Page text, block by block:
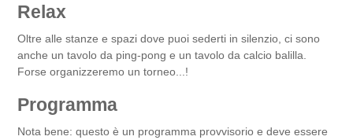
Relax
Oltre alle stanze e spazi dove puoi sederti in silenzio, ci sono
anche un tavolo da ping-pong e un tavolo da calcio balilla.
Forse organizzeremo un torneo...!
Programma
Nota bene: questo è un programma provvisorio e deve essere